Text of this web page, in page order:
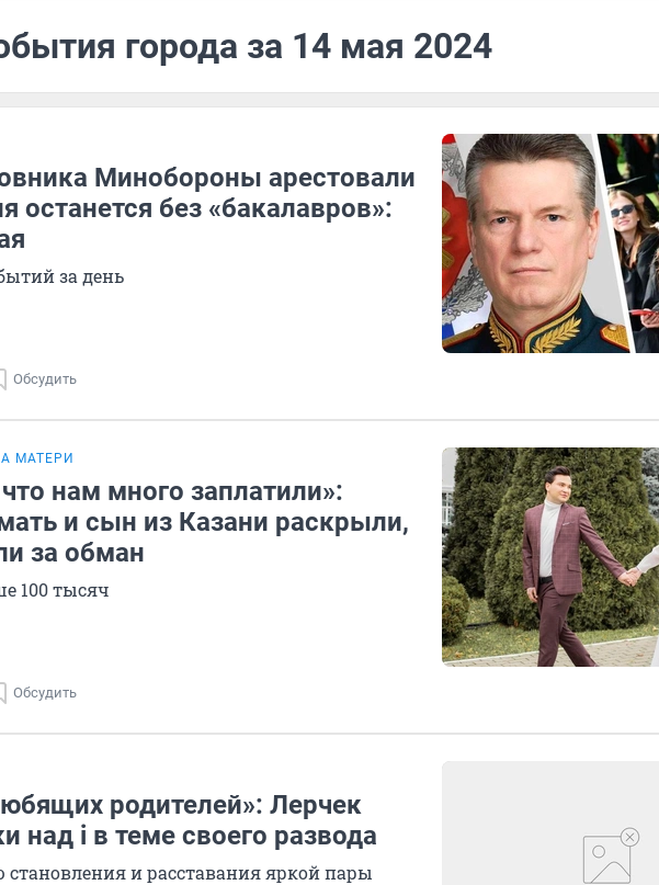
города за 14 мая 2024
Минобороны арестовали
останется без «бакалавров»:
за день
Обсудить
МАТЕРИ
нам много заплатили»:
и сын из Казани раскрыли,
за обман
100 тысяч
Обсудить
родителей»: Лерчек
над i в теме своего развода
и расставания яркой пары